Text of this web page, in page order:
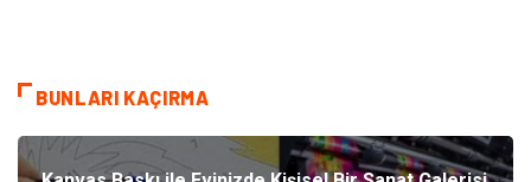
BUNLARI KAÇIRMA